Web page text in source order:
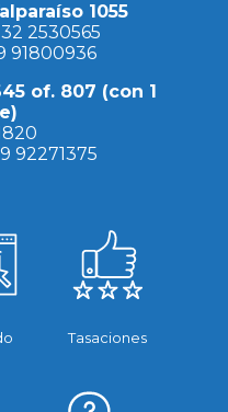
1055
32 2530565
91800936
of. 807 (con 1
9 92271375
Tasaciones